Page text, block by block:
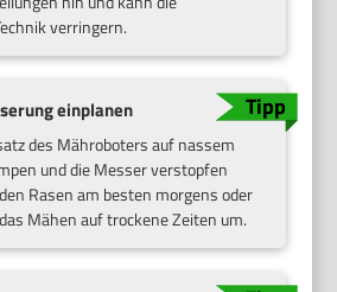
verringern.
einplanen
des Mähroboters auf nassem
und die Messer verstopfen
Rasen am besten morgens oder
Mähen auf trockene Zeiten um.